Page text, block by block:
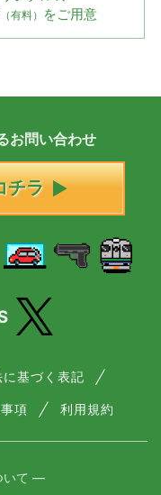
（有料） をご用意
お問い合わせ
チラ
基づく表記
項 利用規約
いて ―